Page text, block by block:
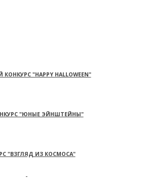
"HAPPY HALLOWEEN"
"ЮНЫЕ ЭЙНШТЕЙНЫ"
"ВЗГЛЯД ИЗ КОСМОСА"